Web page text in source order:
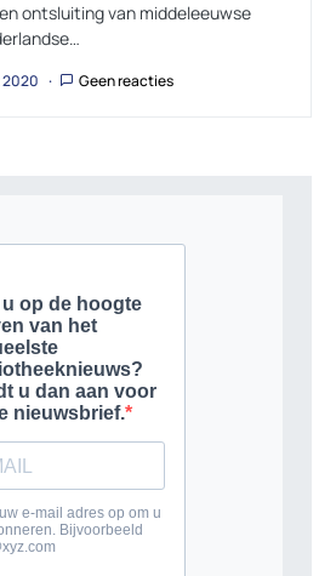
ontsluiting van middeleeuwse
2020 Geen reacties